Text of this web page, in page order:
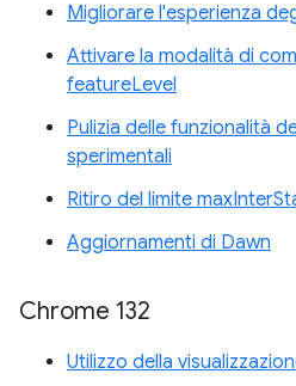
Migliorare l'esperienza
Attivare la modalità di
featureLevel
Pulizia delle funzionalità
sperimentali
Ritiro del limite
Aggiornamenti di Dawn
Chrome 132
Utilizzo della